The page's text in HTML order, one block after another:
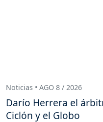
Noticias • AGO 8 / 2026
Darío Herrera el
Ciclón y el Globo